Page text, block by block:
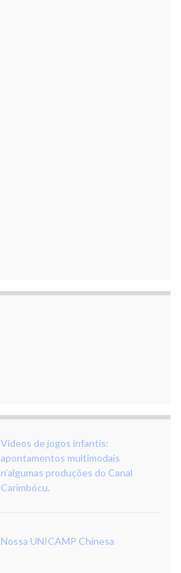
Vídeos de jogos infantis:
apontamentos multimodais
n’algumas produções do Canal
Carimbócu.
Nossa UNICAMP Chinesa